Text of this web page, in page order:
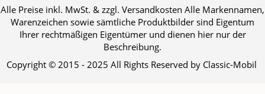
Alle Preise inkl. MwSt. & zzgl. Versandkosten Alle Markennamen,
Warenzeichen sowie sämtliche Produktbilder sind Eigentum
Ihrer rechtmäßigen Eigentümer und dienen hier nur der
Beschreibung.
Copyright © 2015 - 2025 All Rights Reserved by Classic-Mobil